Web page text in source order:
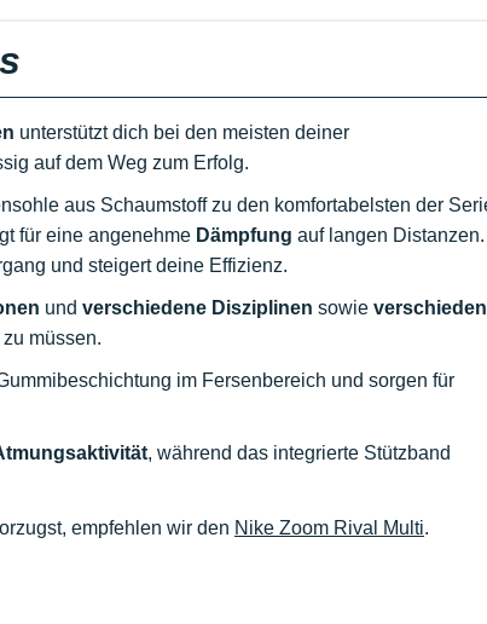
unterstützt dich bei den meisten deiner
auf dem Weg zum Erfolg.
aus Schaumstoff zu den komfortabelsten der
für eine angenehme Dämpfung auf langen Distanzen.
und steigert deine Effizienz.
und verschiedene Disziplinen sowie
müssen.
im Fersenbereich und sorgen für
, während das integrierte Stützband
empfehlen wir den Nike Zoom Rival Multi.